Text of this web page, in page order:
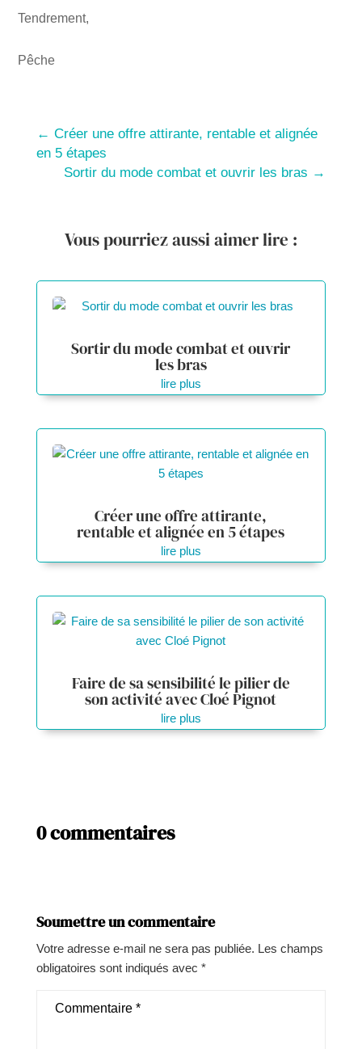
Tendrement,
Pêche
← Créer une offre attirante, rentable et alignée
en 5 étapes
Sortir du mode combat et ouvrir les bras →
Vous pourriez aussi aimer lire :
Sortir du mode combat et ouvrir
les bras
lire plus
Créer une offre attirante,
rentable et alignée en 5 étapes
lire plus
Faire de sa sensibilité le pilier de
son activité avec Cloé Pignot
lire plus
0 commentaires
Soumettre un commentaire
Votre adresse e-mail ne sera pas publiée. Les champs
obligatoires sont indiqués avec *